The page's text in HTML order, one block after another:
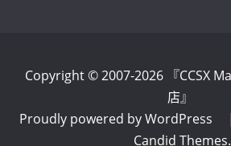
Copyright © 2007-2026 『CCSX
店』
Proudly powered by WordPress
|
Candid Themes.